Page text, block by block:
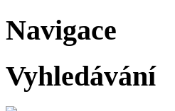
Navigace
Vyhledávání